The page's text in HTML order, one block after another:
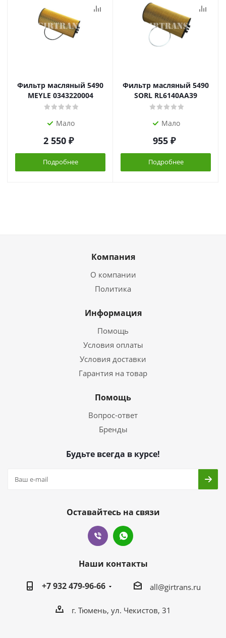
Фильтр масляный 5490
MEYLE 0343220004
Мало
2 550 ₽
Подробнее
Фильтр масляный 5490
SORL RL6140AA39
Мало
955₽
Подробнее
Компания
О компании
Политика
Информация
Помощь
Условия оплаты
Условия доставки
Гарантия на товар
Помощь
Вопрос-ответ
Бренды
Будьте всегда в курсе!
Оставайтесь на связи
Наши контакты
+7 932 479-96-66
all@girtrans.ru
г. Тюмень, ул. Чекистов, 31